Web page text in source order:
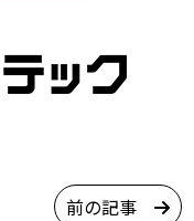
前の記事